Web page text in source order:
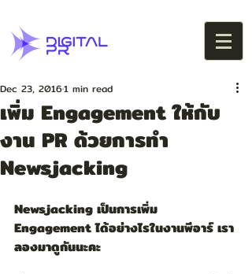
เพิ่ม Engagement ให้กับ
งาน PR ด้วยการทำ
Newsjacking
Dec 23, 20161 min read
Newsjacking เป็นการเพิ่ม
Engagement ได้อย่างไรในงานพีอาร์ เรา
ลองมาดูกันนะคะ